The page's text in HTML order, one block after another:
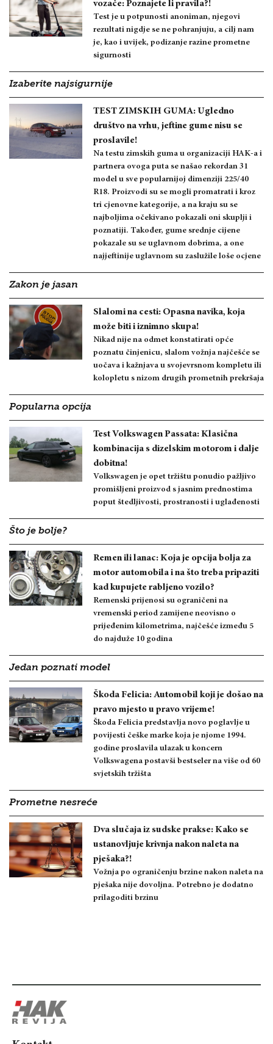
vozače: Poznajete li pravila?!
Test je u potpunosti anoniman, njegovi
rezultati nigdje se ne pohranjuju, a cilj nam
je, kao i uvijek, podizanje razine prometne
sigurnosti
Izaberite najsigurnije
TEST ZIMSKIH GUMA: Ugledno
društvo na vrhu, jeftine gume nisu se
proslavile!
Na testu zimskih guma u organizaciji HAK-a i
partnera ovoga puta se našao rekordan 31
model u sve popularnijoj dimenziji 225/40
R18. Proizvodi su se mogli promatrati i kroz
tri cjenovne kategorije, a na kraju su se
najboljima očekivano pokazali oni skuplji i
poznatiji. Također, gume srednje cijene
pokazale su se uglavnom dobrima, a one
najjeftinije uglavnom su zaslužile loše ocjene
Zakon je jasan
Slalomi na cesti: Opasna navika, koja
može biti i iznimno skupa!
Nikad nije na odmet konstatirati opće
poznatu činjenicu, slalom vožnja najčešće se
uočava i kažnjava u svojevrsnom kompletu ili
kolopletu s nizom drugih prometnih prekršaja
Popularna opcija
Test Volkswagen Passata: Klasična
kombinacija s dizelskim motorom i dalje
dobitna!
Volkswagen je opet tržištu ponudio pažljivo
promišljeni proizvod s jasnim prednostima
poput štedljivosti, prostranosti i uglađenosti
Što je bolje?
Remen ili lanac: Koja je opcija bolja za
motor automobila i na što treba pripaziti
kad kupujete rabljeno vozilo?
Remenski prijenosi su ograničeni na
vremenski period zamijene neovisno o
prijeđenim kilometrima, najčešće između 5
do najduže 10 godina
Jedan poznati model
Škoda Felicia: Automobil koji je došao na
pravo mjesto u pravo vrijeme!
Škoda Felicia predstavlja novo poglavlje u
povijesti češke marke koja je njome 1994.
godine proslavila ulazak u koncern
Volkswagena postavši bestseler na više od 60
svjetskih tržišta
Prometne nesreće
Dva slučaja iz sudske prakse: Kako se
ustanovljuje krivnja nakon naleta na
pješaka?!
Vožnja po ograničenju brzine nakon naleta na
pješaka nije dovoljna. Potrebno je dodatno
prilagoditi brzinu